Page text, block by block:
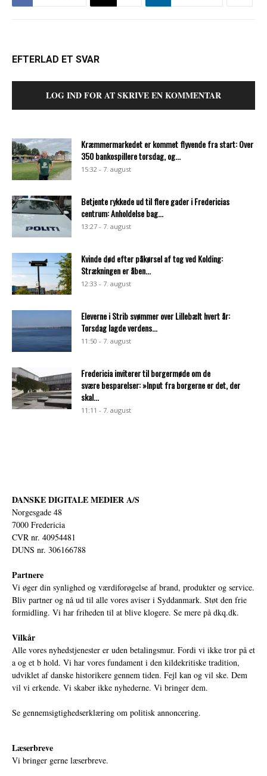
EFTERLAD ET SVAR
LOG IND FOR AT SKRIVE EN KOMMENTAR
Kræmmermarkedet er kommet flyvende fra start: Over
350 bankospillere torsdag, og...
15:32 - 7. august
Betjente rykkede ud til flere gader i Fredericias
centrum: Anholdelse bag...
13:27 - 7. august
Kvinde død efter påkørsel af tog ved Kolding:
Strækningen er åben...
12:33 - 7. august
Eleverne i Strib svømmer over Lillebælt hvert år:
Torsdag lagde verdens...
11:50 - 7. august
Fredericia inviterer til borgermøde om de
svære besparelser: »Input fra borgerne er det, der
skal...
11:11 - 7. august
DANSKE DIGITALE MEDIER A/S
Norgesgade 48
7000 Fredericia
CVR nr. 40954481
DUNS nr. 306166788
Partnere
Vi øger din synlighed og værdiforøgelse af brand, produkter og service.
Bliv partner og nå ud til alle vores aviser i Syddanmark. Støt den frie
formidling. Vi har friheden til at blive klogere. Se mere på dkq.dk.
Vilkår
Alle vores nyhedstjenester er uden betalingsmur. Fordi vi ikke tror på et
a og et b hold. Vi har vores fundament i den kildekritiske tradition,
udviklet af danske historikere gennem tiden. Fejl kan og vil ske. Dem
vil vi erkende. Vi skaber ikke nyhederne. Vi bringer dem.
Se gennemsigtighedserklæring om politisk annoncering.
Læserbreve
Vi bringer gerne læserbreve.